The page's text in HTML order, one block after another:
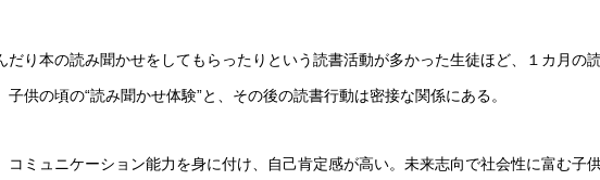
り本の読み聞かせをしてもらったりという読書活動が多かった生徒ほど、１カ月の
供の頃の“読み聞かせ体験”と、その後の読書行動は密接な関係にある。
ミュニケーション能力を身に付け、自己肯定感が高い。未来志向で社会性に富む子